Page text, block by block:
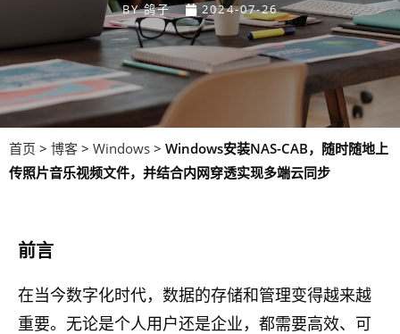
BY鸽子 2024-07-26
首页 > 博客 > Windows > Windows安装NAS-CAB，随时随地上
传照片音乐视频文件，并结合内网穿透实现多端云同步
前言
在当今数字化时代，数据的存储和管理变得越来越
重要。无论是个人用户还是企业，都需要高效、可